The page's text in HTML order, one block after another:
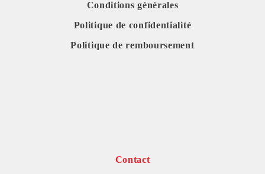
Conditions générales
Politique de confidentialité
Politique de remboursement
Contact